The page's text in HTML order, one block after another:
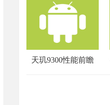
天玑9300性能前瞻